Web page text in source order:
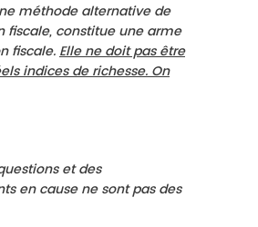
méthode alternative de
fiscale, constitue une arme
fiscale.Elle ne doit pas être
indices de richesse. On
et des
en cause ne sont pas des